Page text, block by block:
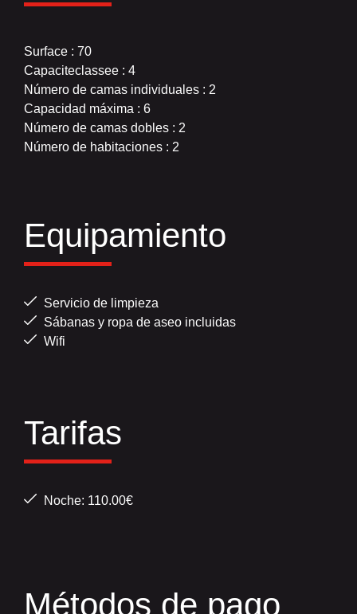
Surface : 70
Capaciteclassee : 4
Número de camas individuales : 2
Capacidad máxima : 6
Número de camas dobles : 2
Número de habitaciones : 2
Equipamiento
Servicio de limpieza
Sábanas y ropa de aseo incluidas
Wifi
Tarifas
Noche: 110.00€
Métodos de pago